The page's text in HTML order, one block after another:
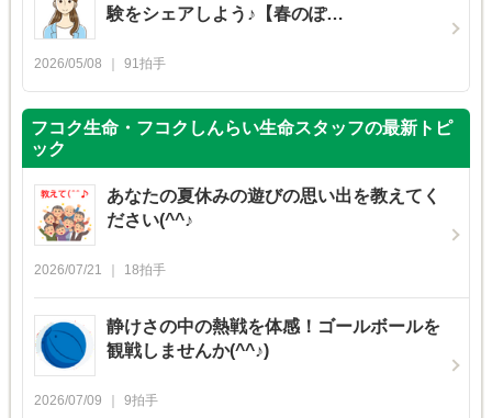
験をシェアしよう♪【春のぽ…
2026/05/08 91 拍手
フコク生命・フコクしんらい生命スタッフの最新トピ
ック
あなたの夏休みの遊びの思い出を教えてく
ださい(^^♪
2026/07/21 18拍手
静けさの中の熱戦を体感！ゴールボールを
観戦しませんか(^^♪)
2026/07/09 9拍手